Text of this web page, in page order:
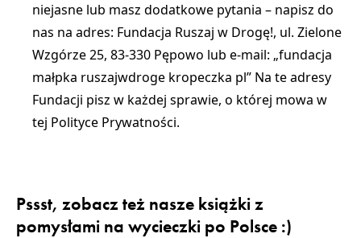
niejasne lub masz dodatkowe pytania – napisz do
nas na adres: Fundacja Ruszaj w Drogę!, ul. Zielone
Wzgórze 25, 83-330 Pępowo lub e-mail: „fundacja
małpka ruszajwdroge kropeczka pl” Na te adresy
Fundacji pisz w każdej sprawie, o której mowa w
tej Polityce Prywatności.
Pssst, zobacz też nasze książki z
pomysłami na wycieczki po Polsce :)